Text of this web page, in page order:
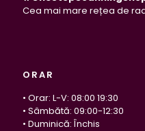
Cea mai mare rețea de
ORAR
• Orar: L-V: 08:00 19:30
• Sâmbătă: 09:00-12:30
• Duminică: Închis